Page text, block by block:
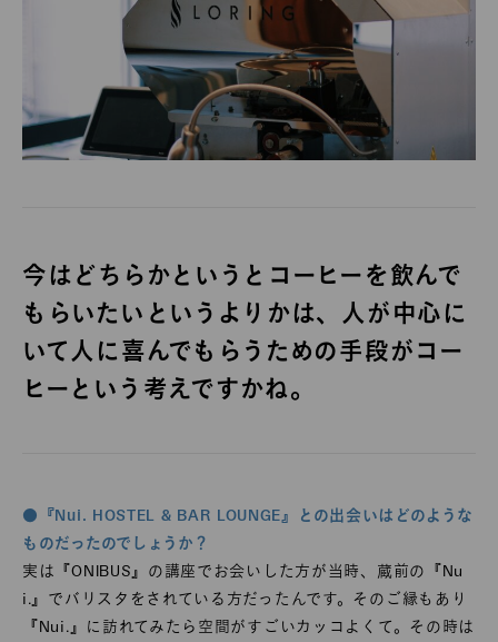
今はどちらかというとコーヒーを飲んで
もらいたいというよりかは、人が中心に
いて人に喜んでもらうための手段がコー
ヒーという考えですかね。
●『Nui. HOSTEL & BAR LOUNGE』との出会いはどのような
ものだったのでしょうか？
実は『ONIBUS』の講座でお会いした方が当時、蔵前の『Nu
i.』でバリスタをされている方だったんです。そのご縁もあり
『Nui.』に訪れてみたら空間がすごいカッコよくて。その時は